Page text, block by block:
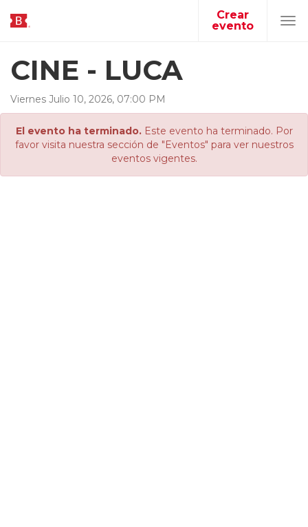
Crear
evento
CINE - LUCA
Viernes Julio 10, 2026, 07:00 PM
El evento ha terminado.Este evento ha terminado. Por
favor visita nuestra sección de "Eventos" para ver nuestros
eventos vigentes.